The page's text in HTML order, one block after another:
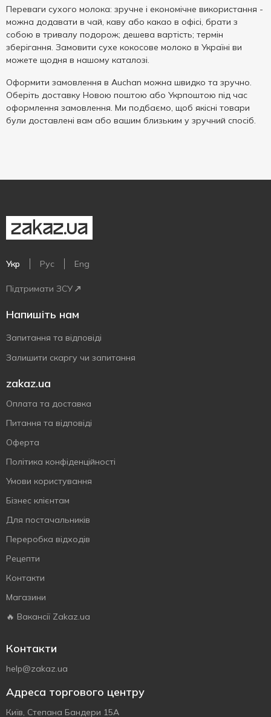
Переваги сухого молока: зручне і економічне використання -
можна додавати в чай, каву або какао в офісі, брати з
собою в тривалу подорож; дешева вартість; термін
зберігання. Замовити сухе кокосове молоко в Україні ви
можете щодня в нашому каталозі.
Оформити замовлення в Auchan можна швидко та зручно.
Оберіть доставку Новою поштою або Укрпоштою під час
оформлення замовлення. Ми подбаємо, щоб якісні товари
були доставлені вам або вашим близьким у зручний спосіб.
Укр Рус Eng
Підтримати ЗСУ
Напишіть нам
Запитання та відповіді
Залишити скаргу чи запитання
zakaz.ua
Оплата та доставка
Питання та відповіді
Оферта
Політика конфіденційності
Умови користування
Бізнес клієнтам
Для постачальників
Переробка відходів
Рецепти
Контакти
Магазини
🔥 Вакансії Zakaz.ua
Контакти
help@zakaz.ua
Адреса торгового центру
Київ, Степана Бандери 15А